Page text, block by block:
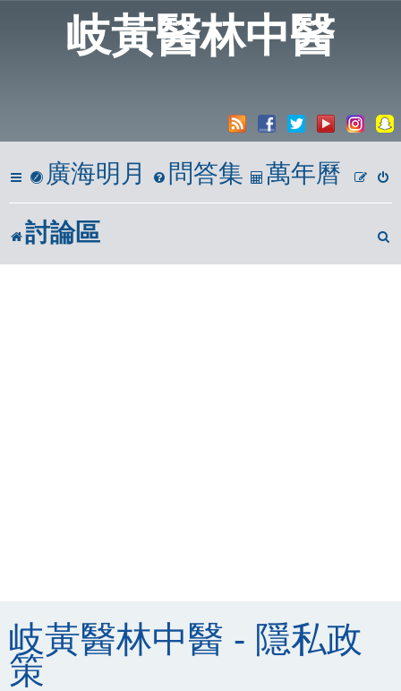
岐黃醫林中醫
廣海明月 問答集 萬年曆
討論區
岐黃醫林中醫 - 隱私政
策